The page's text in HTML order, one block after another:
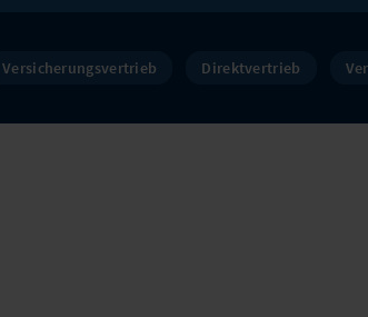
Versicherungsvertrieb Direktvertrieb